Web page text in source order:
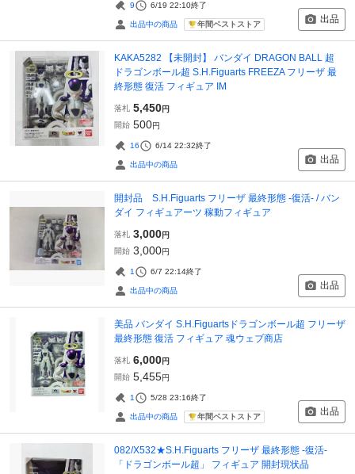
9 6/19 22:10終了
出品中の商品 年間ベストストア 出品
KAKA5282 【未開封】 バンダイ DRAGON BALL 超
ドラゴンボール超 S.H.Figuarts FREEZA フリーザ 最
終形態 復活 フィギュア IM
落札 5,450円
開始 500円
16 6/14 22:32終了
出品中の商品 出品
開封品 S.H.Figuarts フリーザ 最終形態 -復活- / バン
ダイ フィギュアーツ 稼動フィギュア
落札 3,000円
開始 3,000円
1 6/7 22:14終了
出品中の商品 出品
美品 バンダイ S.H.Figuartsドラゴンボール超 フリーザ
最終形態 復活 フィギュア 魂ウェブ商店
落札 6,000円
開始 5,455円
1 5/28 23:16終了
出品中の商品 年間ベストストア 出品
082/X532★S.H.Figuarts フリーザ 最終形態 -復活-
「ドラゴンボール超」 フィギュア 開封現状品